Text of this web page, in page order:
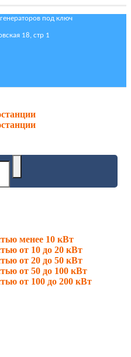
под ключ
18, стр 1
менее 10 кВт
от 10 до 20 кВт
от 20 до 50 кВт
от 50 до 100 кВт
от 100 до 200 кВт